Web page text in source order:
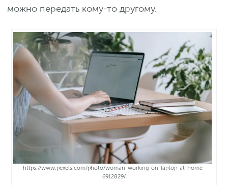
можно передать кому-то другому.
https://www.pexels.com/photo/woman-working-on-laptop-at-home-
6912829/